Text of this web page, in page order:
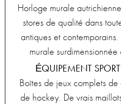
Horloge murale
stores de qualité dans
antiques et
murale
ÉQUIPEMENT
Boîtes de jeux complets
de hockey. De vrais